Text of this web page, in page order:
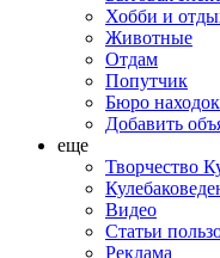
Хобби и
Животные
Отдам
Попутчик
Бюро находок
Добавить
еще
Творчество
Видео
Статьи
Реклама